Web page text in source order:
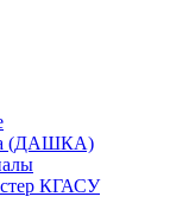
(ДАШКА)
КГАСУ